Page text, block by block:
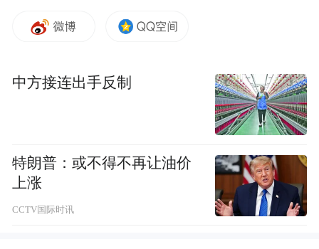
朱拉隆功大学是泰国佛学与人文社科领域的
重要学术殿堂，此次合作将充分发挥两校学
“一带一路”教育共同体的建设。
泰国摩诃朱拉隆功大学校长帕拉布拉玛潘迪
博士在致辞中提到，此次备忘录的签署是双
方深化互信、资源共享的重要一步，期待未
来在佛学研究、语言文化、社会科学等领域
中方接连出手反制
特朗普：或不得不再让油价
上涨
CCTV国际时讯